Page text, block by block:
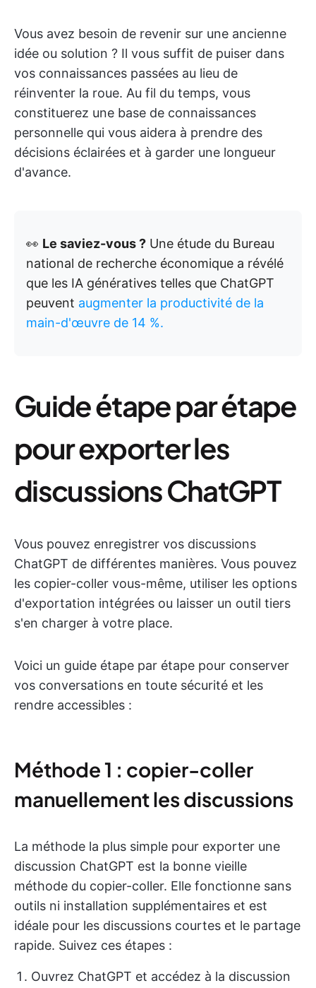
Vous avez besoin de revenir sur une ancienne
idée ou solution ? Il vous suffit de puiser dans
vos connaissances passées au lieu de
réinventer la roue. Au fil du temps, vous
constituerez une base de connaissances
personnelle qui vous aidera à prendre des
décisions éclairées et à garder une longueur
d'avance.
👀 Le saviez-vous ? Une étude du Bureau
national de recherche économique a révélé
que les IA génératives telles que ChatGPT
peuvent augmenter la productivité de la
main-d'œuvre de 14 %.
Guide étape par étape
pour exporter les
discussions ChatGPT
Vous pouvez enregistrer vos discussions
ChatGPT de différentes manières. Vous pouvez
les copier-coller vous-même, utiliser les options
d'exportation intégrées ou laisser un outil tiers
s'en charger à votre place.
Voici un guide étape par étape pour conserver
vos conversations en toute sécurité et les
rendre accessibles :
Méthode 1 : copier-coller
manuellement les discussions
La méthode la plus simple pour exporter une
discussion ChatGPT est la bonne vieille
méthode du copier-coller. Elle fonctionne sans
outils ni installation supplémentaires et est
idéale pour les discussions courtes et le partage
rapide. Suivez ces étapes :
Ouvrez ChatGPT et accédez à la discussion